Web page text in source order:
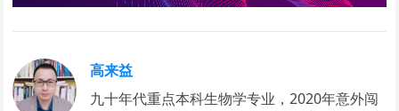
高来益
九十年代重点本科生物学专业，2020年意外闯